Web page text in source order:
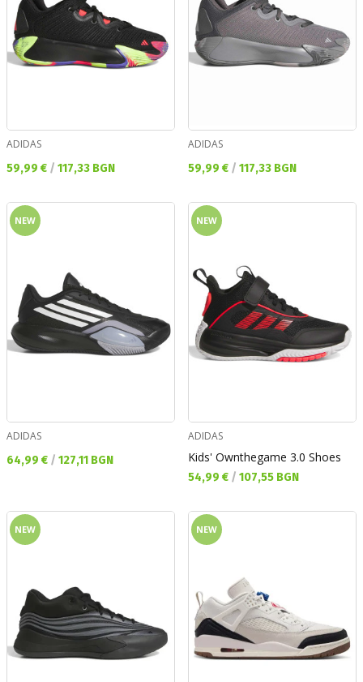
ADIDAS
Текуща цена:
59,99 € / 117,33 BGN
ADIDAS
Текуща цена:
59,99 € / 117,33 BGN
NEW
ADIDAS
Текуща цена:
64,99 € / 127,11 BGN
NEW
ADIDAS
Kids' Ownthegame 3.0 Shoes
Текуща цена:
54,99 € / 107,55 BGN
NEW NEW